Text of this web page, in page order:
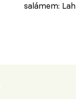
salámem: